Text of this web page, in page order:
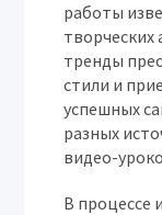
работы
творческих
тренды
стили и
успешных
разных
видео-
В процессе